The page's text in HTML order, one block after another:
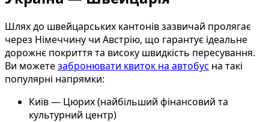
Шлях до швейцарських кантонів зазвичай пролягає
через Німеччину чи Австрію, що гарантує ідеальне
дорожнє покриття та високу швидкість пересування.
Ви можетезабронювати квиток на автобус на такі
популярні напрямки:
Київ — Цюрих (найбільший фінансовий та
культурний центр)